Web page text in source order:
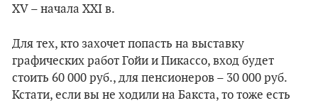
XV – начала XXI в.
Для тех, кто захочет попасть на выставку
графических работ Гойи и Пикассо, вход будет
стоить 60 000 руб., для пенсионеров – 30 000 руб.
Кстати, если вы не ходили на Бакста, то тоже есть